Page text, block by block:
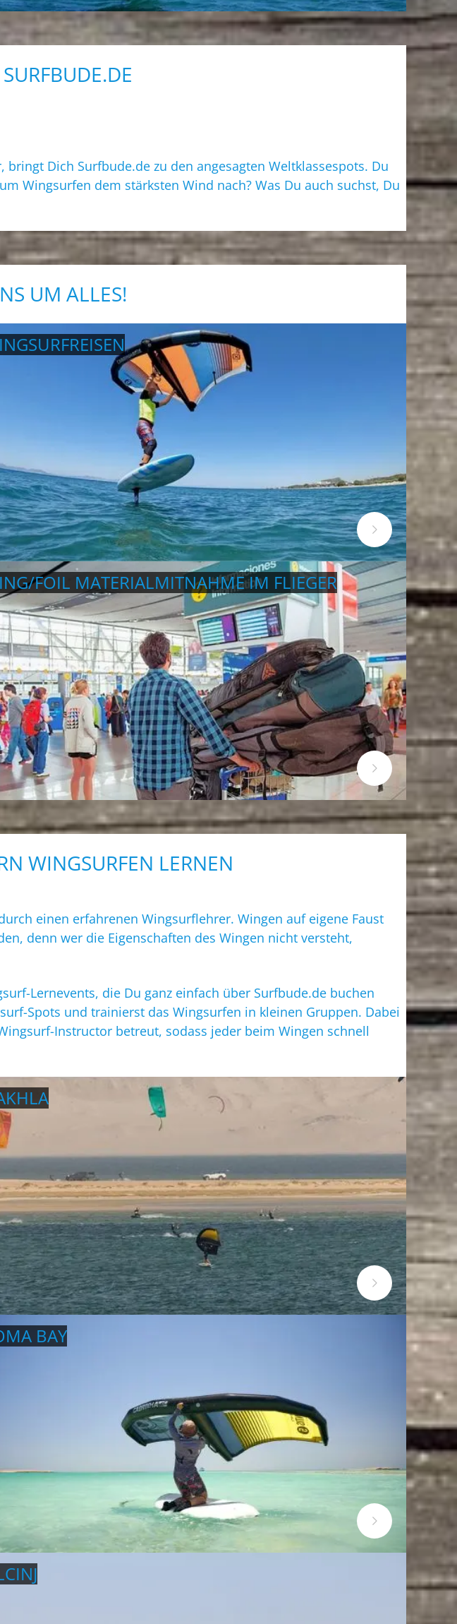
Dich Surfbude.de zu den angesagten Weltklassespots. Du
Wingsurfen dem stärksten Wind nach? Was Du auch suchst, Du
UM ALLES!
FOIL MATERIALMITNAHME IM FLIEGER
WINGSURFEN LERNEN
einen erfahrenen Wingsurflehrer. Wingen auf eigene Faust
denn wer die Eigenschaften des Wingen nicht versteht,
Lernevents, die Du ganz einfach über Surfbude.de buchen
Spots und trainierst das Wingsurfen in kleinen Gruppen. Dabei
Instructor betreut, sodass jeder beim Wingen schnell
BAY